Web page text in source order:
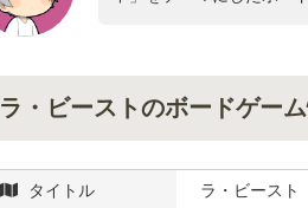
ラ・ビーストのボードゲー
タイトル ラ・ビースト